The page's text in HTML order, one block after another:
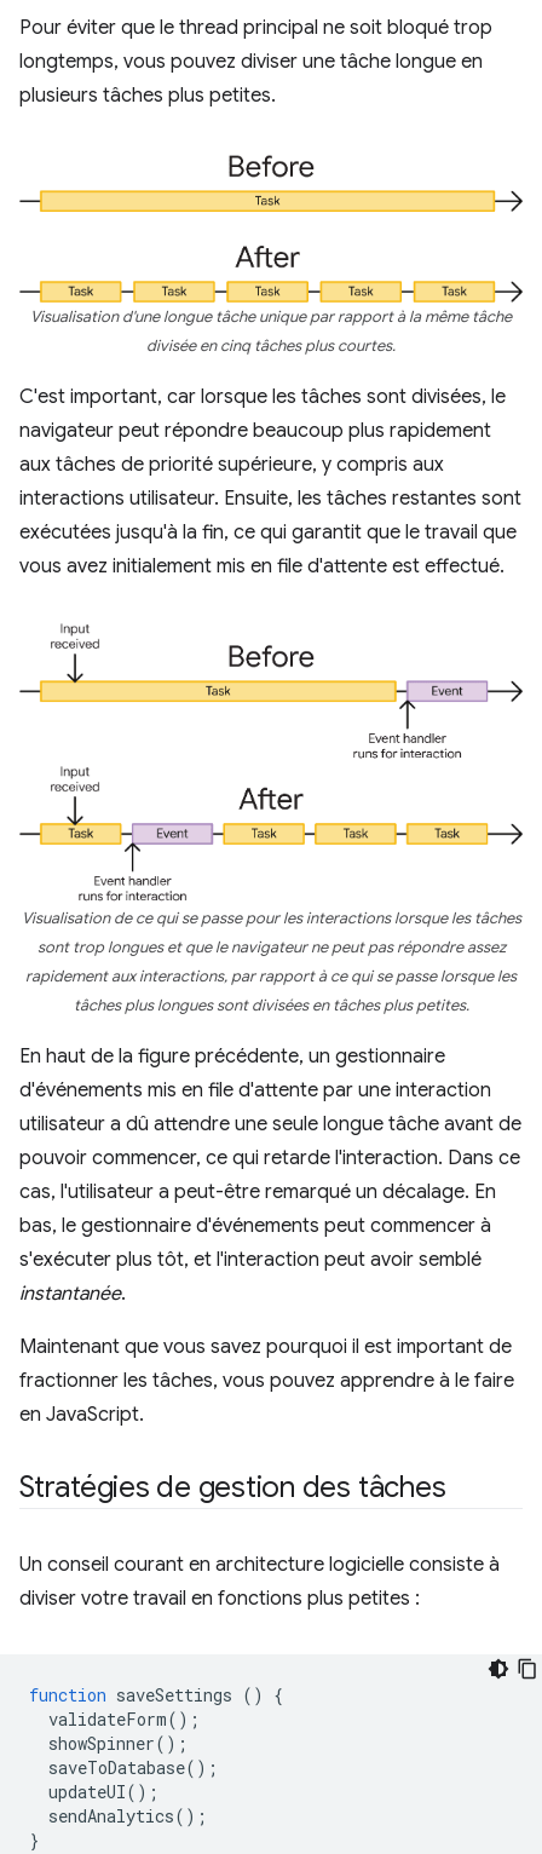
Pour éviter que le thread principal ne soit bloqué trop
longtemps, vous pouvez diviser une tâche longue en
plusieurs tâches plus petites.
Visualisation d'une longue tâche unique par rapport à la même tâche
divisée en cinq tâches plus courtes.
C'est important, car lorsque les tâches sont divisées, le
navigateur peut répondre beaucoup plus rapidement
aux tâches de priorité supérieure, y compris aux
interactions utilisateur. Ensuite, les tâches restantes sont
exécutées jusqu'à la fin, ce qui garantit que le travail que
vous avez initialement mis en file d'attente est effectué.
Visualisation de ce qui se passe pour les interactions lorsque les tâches
sont trop longues et que le navigateur ne peut pas répondre assez
rapidement aux interactions, par rapport à ce qui se passe lorsque les
tâches plus longues sont divisées en tâches plus petites.
En haut de la figure précédente, un gestionnaire
d'événements mis en file d'attente par une interaction
utilisateur a dû attendre une seule longue tâche avant de
pouvoir commencer, ce qui retarde l'interaction. Dans ce
cas, l'utilisateur a peut-être remarqué un décalage. En
bas, le gestionnaire d'événements peut commencer à
s'exécuter plus tôt, et l'interaction peut avoir semblé
instantanée.
Maintenant que vous savez pourquoi il est important de
fractionner les tâches, vous pouvez apprendre à le faire
en JavaScript.
Stratégies de gestion des tâches
Un conseil courant en architecture logicielle consiste à
diviser votre travail en fonctions plus petites :
function saveSettings ()
{
validateForm();
showSpinner();
saveToDatabase();
updateUI();
sendAnalytics();
}